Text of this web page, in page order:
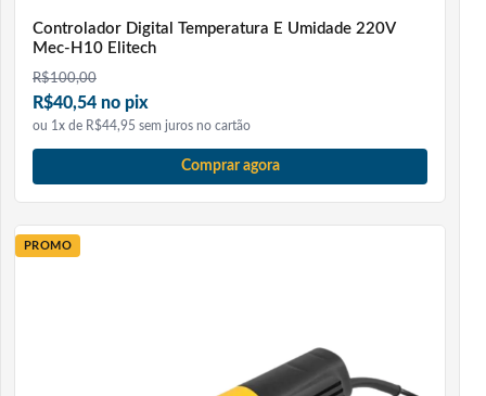
Controlador Digital Temperatura E Umidade 220V
Mec-H10 Elitech
R$100,00
R$40,54 no pix
ou 1x de R$44,95 sem juros no cartão
Comprar agora
PROMO